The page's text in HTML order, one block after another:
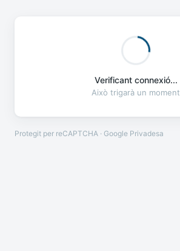
Verificant connexió...
Això trigarà un moment
Protegit per reCAPTCHA · Google Privadesa